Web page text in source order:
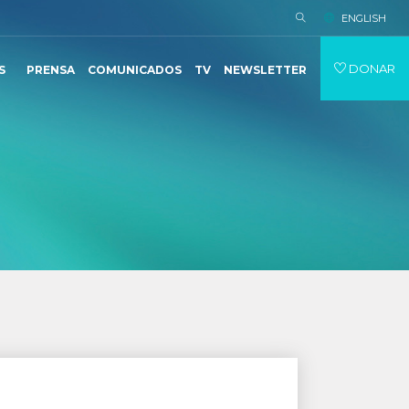
ENGLISH
PRENSA COMUNICADOS TV NEWSLETTER DONAR